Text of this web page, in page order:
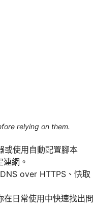
relying on them.
或使用自動配置腳本
網。
over HTTPS、快取
日常使用中快速找出問